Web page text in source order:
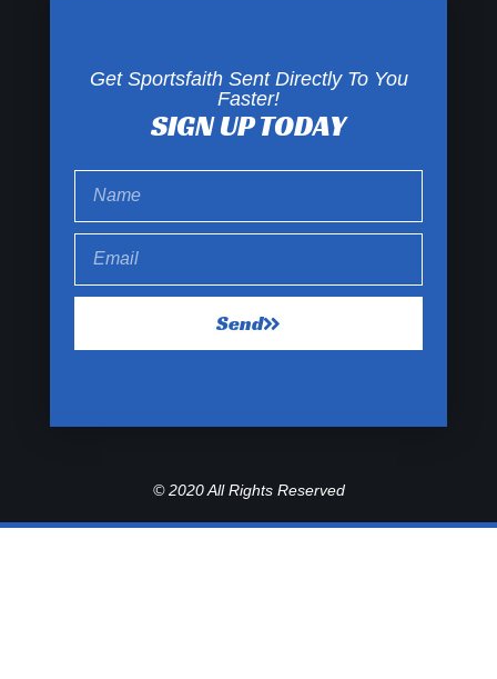
Get Sportsfaith Sent Directly To You
Faster!
SIGN UP TODAY
Send
© 2020 All Rights Reserved